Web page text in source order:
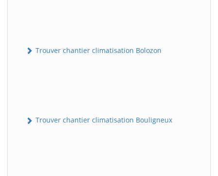
Trouver chantier climatisation Bolozon
Trouver chantier climatisation Bouligneux